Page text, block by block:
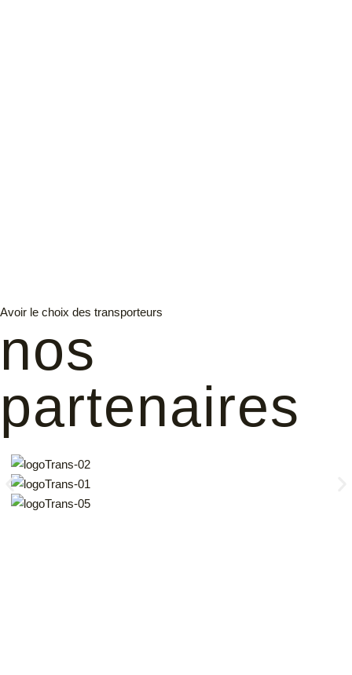
Avoir le choix des transporteurs
nos
partenaires